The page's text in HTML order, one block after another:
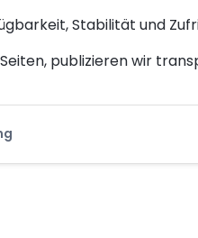
Stabilität und
publizieren wir